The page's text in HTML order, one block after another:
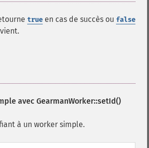
true en cas de succès ou false
avec GearmanWorker::setId()
à un worker simple.